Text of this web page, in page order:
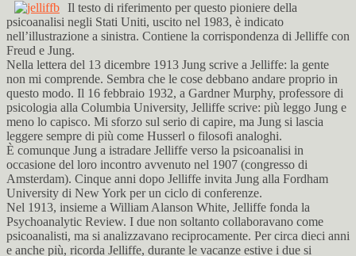
Il testo di riferimento per questo pioniere della
psicoanalisi negli Stati Uniti, uscito nel 1983, è indicato
nell’illustrazione a sinistra. Contiene la corrispondenza di Jelliffe con
Freud e Jung.
Nella lettera del 13 dicembre 1913 Jung scrive a Jelliffe: la gente
non mi comprende. Sembra che le cose debbano andare proprio in
questo modo. Il 16 febbraio 1932, a Gardner Murphy, professore di
psicologia alla Columbia University, Jelliffe scrive: più leggo Jung e
meno lo capisco. Mi sforzo sul serio di capire, ma Jung si lascia
leggere sempre di più come Husserl o filosofi analoghi.
È comunque Jung a istradare Jelliffe verso la psicoanalisi in
occasione del loro incontro avvenuto nel 1907 (congresso di
Amsterdam). Cinque anni dopo Jelliffe invita Jung alla Fordham
University di New York per un ciclo di conferenze.
Nel 1913, insieme a William Alanson White, Jelliffe fonda la
Psychoanalytic Review. I due non soltanto collaboravano come
psicoanalisti, ma si analizzavano reciprocamente. Per circa dieci anni
e anche più, ricorda Jelliffe, durante le vacanze estive i due si